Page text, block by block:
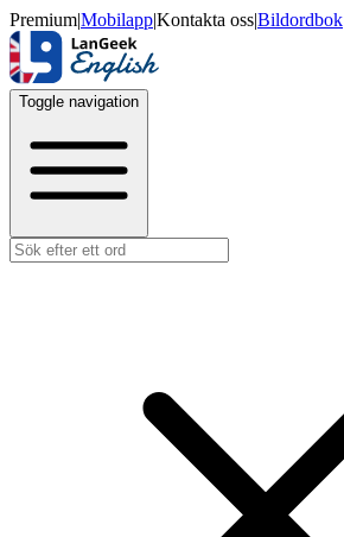
Premium|Mobilapp|Kontakta oss|Bildordbok
Toggle navigation